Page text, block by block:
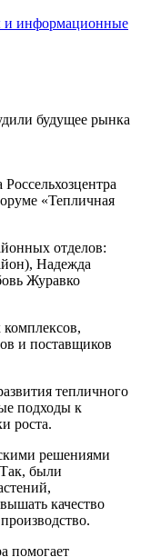
и информационные
«Тепличная
отделов:
Надежда
Журавко
и поставщиков
тепличного
подходы к
роста.
решениями
были
качество
помогает